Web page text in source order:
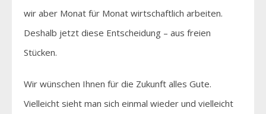
wir aber Monat für Monat wirtschaftlich arbeiten.
Deshalb jetzt diese Entscheidung – aus freien
Stücken.
Wir wünschen Ihnen für die Zukunft alles Gute.
Vielleicht sieht man sich einmal wieder und vielleicht